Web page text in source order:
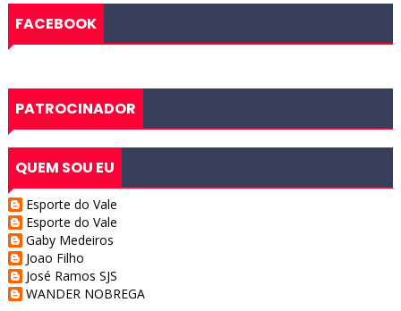
FACEBOOK
PATROCINADOR
QUEM SOU EU
Esporte do Vale
Esporte do Vale
Gaby Medeiros
Joao Filho
José Ramos SJS
WANDER NOBREGA